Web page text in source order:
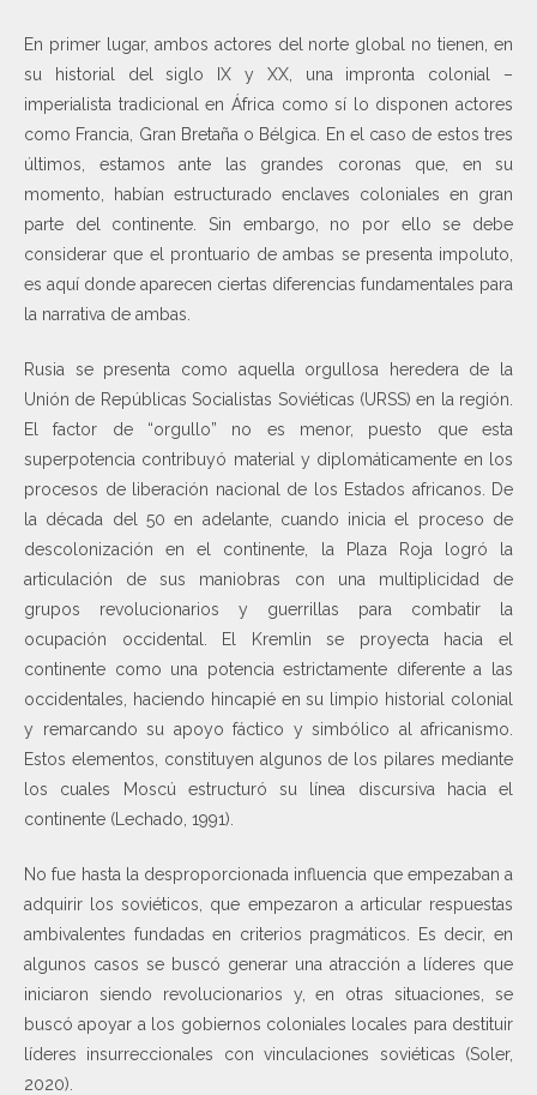
En primer lugar, ambos actores del norte global no tienen, en
su historial del siglo IX y XX, una impronta colonial –
imperialista tradicional en África como sí lo disponen actores
como Francia, Gran Bretaña o Bélgica. En el caso de estos tres
últimos, estamos ante las grandes coronas que, en su
momento, habían estructurado enclaves coloniales en gran
parte del continente. Sin embargo, no por ello se debe
considerar que el prontuario de ambas se presenta impoluto,
es aquí donde aparecen ciertas diferencias fundamentales para
la narrativa de ambas.
Rusia se presenta como aquella orgullosa heredera de la
Unión de Repúblicas Socialistas Soviéticas (URSS) en la región.
El factor de “orgullo” no es menor, puesto que esta
superpotencia contribuyó material y diplomáticamente en los
procesos de liberación nacional de los Estados africanos. De
la década del 50 en adelante, cuando inicia el proceso de
descolonización en el continente, la Plaza Roja logró la
articulación de sus maniobras con una multiplicidad de
grupos revolucionarios y guerrillas para combatir la
ocupación occidental. El Kremlin se proyecta hacia el
continente como una potencia estrictamente diferente a las
occidentales, haciendo hincapié en su limpio historial colonial
y remarcando su apoyo fáctico y simbólico al africanismo.
Estos elementos, constituyen algunos de los pilares mediante
los cuales Moscú estructuró su línea discursiva hacia el
continente (Lechado, 1991).
No fue hasta la desproporcionada influencia que empezaban a
adquirir los soviéticos, que empezaron a articular respuestas
ambivalentes fundadas en criterios pragmáticos. Es decir, en
algunos casos se buscó generar una atracción a líderes que
iniciaron siendo revolucionarios y, en otras situaciones, se
buscó apoyar a los gobiernos coloniales locales para destituir
líderes insurreccionales con vinculaciones soviéticas (Soler,
2020).